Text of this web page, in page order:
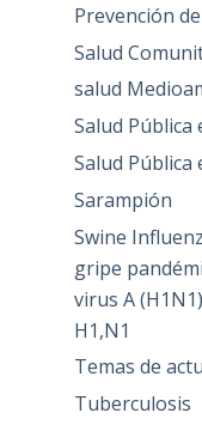
Prevención
Salud
salud
Salud Pública
Salud Pública
Sarampión
Swine
gripe
virus A
H1,N1
Temas de
Tuberculosis